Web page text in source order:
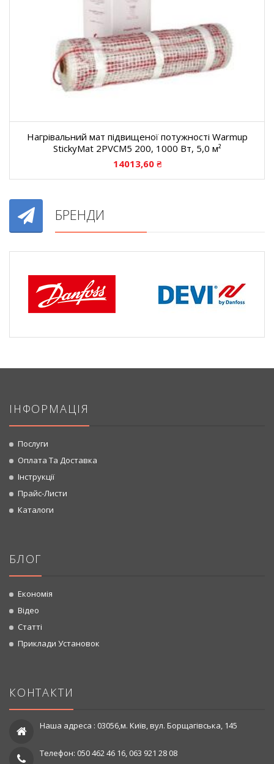
Нагрівальний мат підвищеної потужності Warmup
StickyMat 2PVCM5 200, 1000 Вт, 5,0 м²
14013,60 ₴
БРЕНДИ
ІНФОРМАЦІЯ
Послуги
Оплата Та Доставка
Інструкції
Прайс-Листи
Каталоги
БЛОГ
Економія
Відео
Статті
Приклади Установок
КОНТАКТИ
Наша адреса : 03056,м. Київ, вул. Борщагівська, 145
Телефон: 050 462 46 16, 063 921 28 08